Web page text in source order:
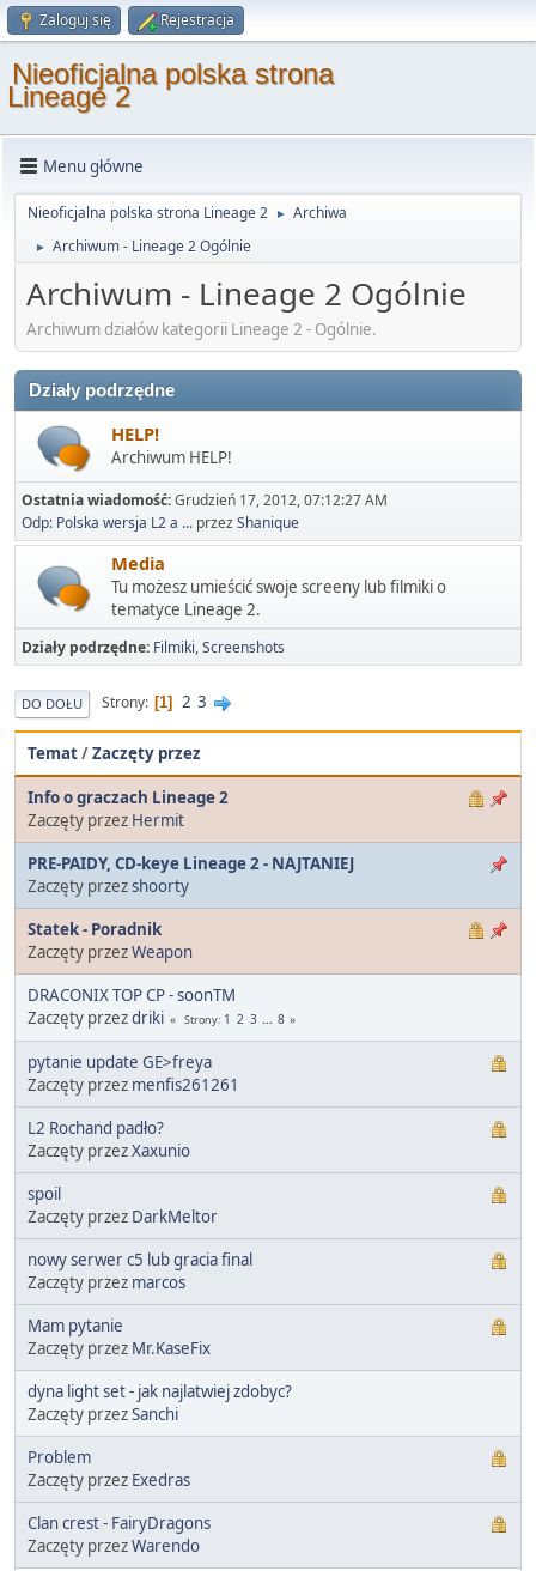
Zaloguj się Rejestracja
Nieoficjalna polska strona
Lineage 2
Menu główne
Nieoficjalna polska strona Lineage 2 ► Archiwa
► Archiwum - Lineage 2 Ogólnie
Archiwum - Lineage 2 Ogólnie
Archiwum działów kategorii Lineage 2 - Ogólnie.
Działy podrzędne
HELP!
Archiwum HELP!
Ostatnia wiadomość:Grudzień 17, 2012, 07:12:27 AM
Odp: Polska wersja L2 a ... przezShanique
Media
Tu możesz umieścić swoje screeny lub filmiki o
tematyce Lineage 2.
Działy podrzędne Filmiki Screenshots
DO DOŁU Strony 1 2 3
Temat/Zaczęty przez
Info o graczach Lineage 2
Zaczęty przez Hermit
PRE-PAIDY, CD-keye Lineage 2 - NAJTANIEJ
Zaczęty przezshoorty
Statek - Poradnik
Zaczęty przezWeapon
DRACONIX TOP CP - soonTM
Zaczęty przezdriki Strony 1 2 3 ... 8
pytanie update GE>freya
Zaczęty przez menfis261261
L2 Rochand padło?
Zaczęty przezXaxunio
spoil
Zaczęty przez DarkMeltor
nowy serwer c5 lub gracia final
Zaczęty przez marcos
Mam pytanie
Zaczęty przez Mr.KaseFix
dyna light set - jak najlatwiej zdobyc?
Zaczęty przezSanchi
Problem
Zaczęty przez Exedras
Clan crest - FairyDragons
Zaczęty przezWarendo